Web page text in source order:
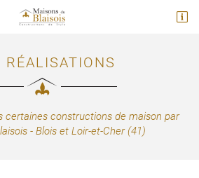

RÉALISATIONS
certaines constructions de maison par
- Blois et Loir-et-Cher (41)